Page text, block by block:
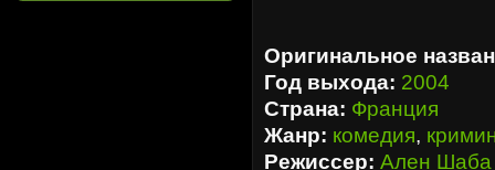
Оригинальное
Год выхода: 2004
Страна: Франция
Жанр: комедия,
Режиссер: Ален Шаба